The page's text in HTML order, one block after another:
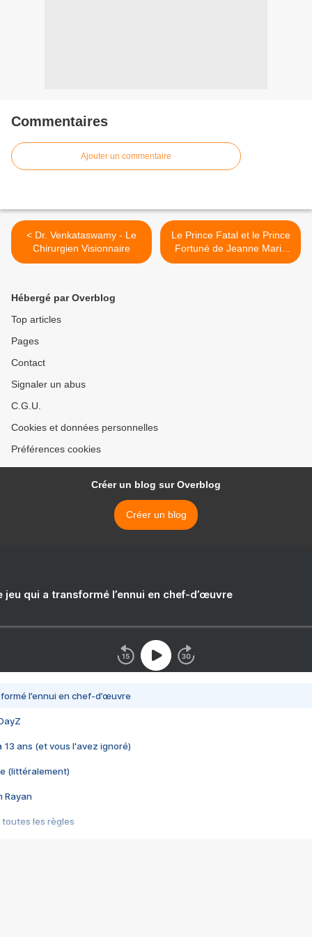
Commentaires
Ajouter un commentaire
< Dr. Venkataswamy - Le
Chirurgien Visionnaire
Le Prince Fatal et le Prince
Fortuné de Jeanne Marie
Leprince de Beaumont >
Hébergé par Overblog
Top articles
Pages
Contact
Signaler un abus
C.G.U.
Cookies et données personnelles
Préférences cookies
Créer un blog sur Overblog
Créer un blog
jeu qui a transformé l’ennui en chef-d’œuvre
l’ennui en chef-d’œuvre
13 ans (et vous l'avez ignoré)
(littéralement)
Rayan
toutes les règles